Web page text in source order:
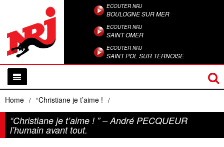
ECOUTER NRJ
BOULOGNE SUR MER
ECOUTER NRJ
SAINT OMER
ECOUTER NRJ
SAINT POL SUR TERNOISE
Home / “Christiane je t’aime ! /
“Christiane je t’aime ! ” – André PECQUEUR
l’humain avant tout.